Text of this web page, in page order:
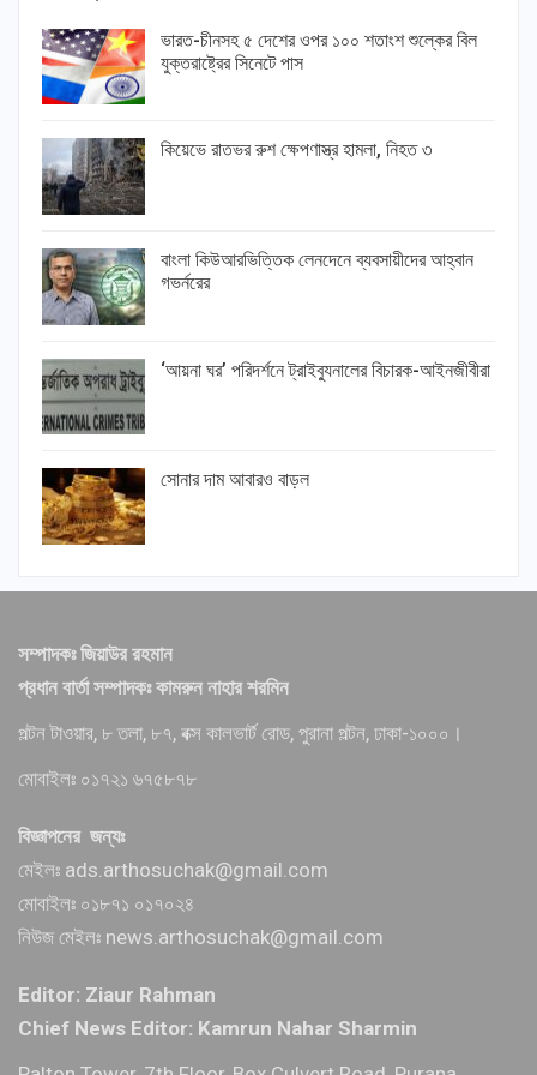
ভারত-চীনসহ ৫ দেশের ওপর ১০০ শতাংশ শুল্কের বিল
যুক্তরাষ্ট্রের সিনেটে পাস
কিয়েভে রাতভর রুশ ক্ষেপণাস্ত্র হামলা, নিহত ৩
বাংলা কিউআরভিত্তিক লেনদেনে ব্যবসায়ীদের আহ্বান
গভর্নরের
‘আয়না ঘর’ পরিদর্শনে ট্রাইব্যুনালের বিচারক-আইনজীবীরা
সোনার দাম আবারও বাড়ল
সম্পাদকঃ জিয়াউর রহমান
প্রধান বার্তা সম্পাদকঃ কামরুন নাহার শরমিন
পল্টন টাওয়ার, ৮ তলা, ৮৭, বক্স কালভার্ট রোড, পুরানা পল্টন, ঢাকা-১০০০।
মোবাইলঃ ০১৭২১ ৬৭৫৮৭৮
বিজ্ঞাপনের জন্যঃ
মেইলঃ ads.arthosuchak@gmail.com
মোবাইলঃ ০১৮৭১ ০১৭০২৪
নিউজ মেইলঃ news.arthosuchak@gmail.com
Editor: Ziaur Rahman
Chief News Editor: Kamrun Nahar Sharmin